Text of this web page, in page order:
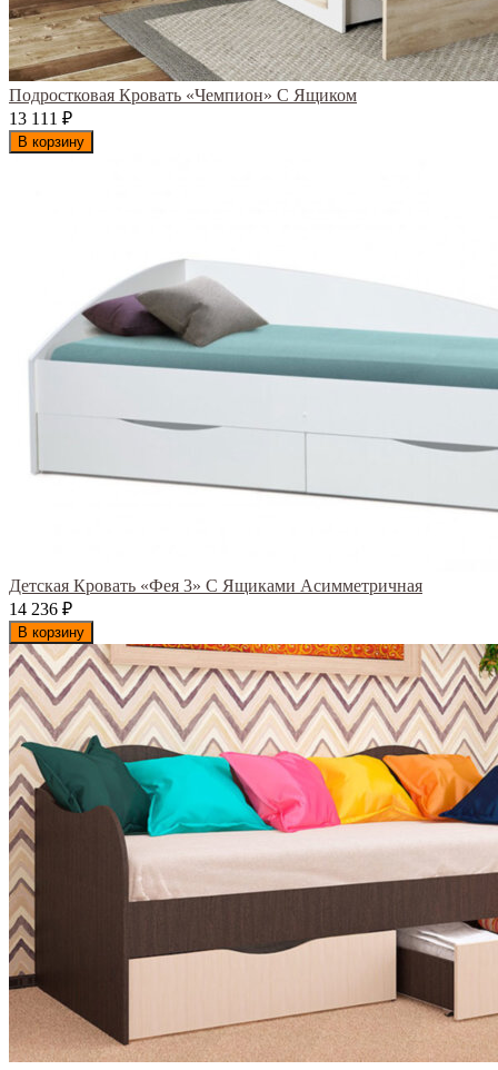
Подростковая Кровать «Чемпион» С Ящиком
13 111
₽
В корзину
Детская Кровать «Фея 3» С Ящиками Асимметричная
14 236 ₽
В корзину